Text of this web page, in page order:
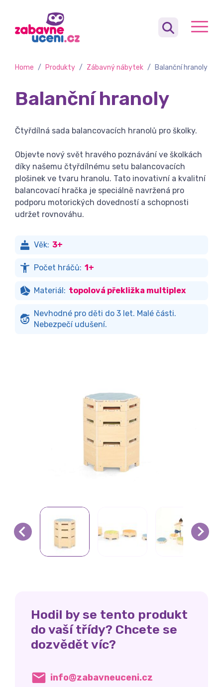
Home / Produkty / Zábavný nábytek / Balanční hranoly
Balanční hranoly
Čtyřdílná sada balancovacích hranolů pro školky.
Objevte nový svět hravého poznávání ve školkách
díky našemu čtyřdílnému setu balancovacích
plošinek ve tvaru hranolu. Tato inovativní a kvalitní
balancovací hračka je speciálně navržená pro
podporu motorických dovedností a schopnosti
udržet rovnováhu.
Věk: 3+
Počet hráčů: 1+
Materiál: topolová překližka multiplex
Nevhodné pro děti do 3 let. Malé části.
Nebezpečí udušení.
Hodil by se tento produkt
do vaší třídy? Chcete se
dozvědět víc?
info@zabavneuceni.cz